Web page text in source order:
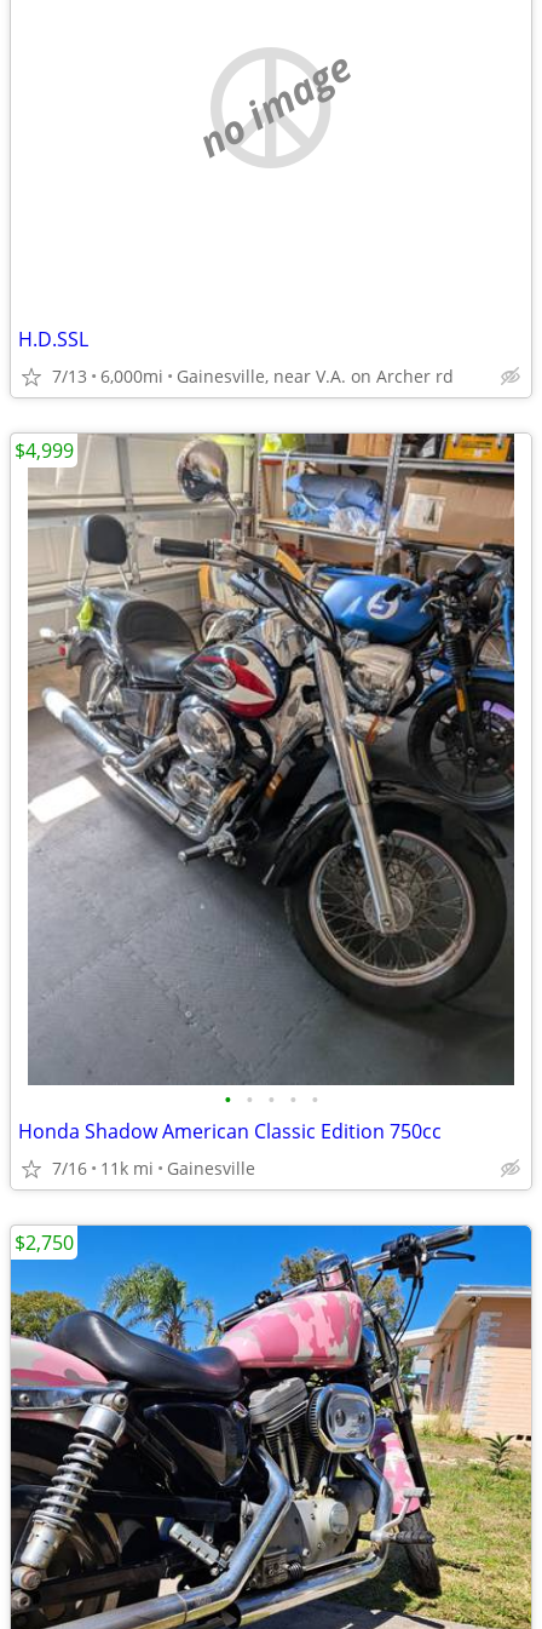
no image
H.D.SSL
7/13 6,000mi Gainesville, near V.A. on Archer rd
• • • • •
Honda Shadow American Classic Edition 750cc
7/16 11k mi Gainesville
$4,999
$2,750